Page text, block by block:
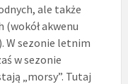
ale także
(wokół akwenu
W sezonie letnim
w sezonie
„morsy”. Tutaj